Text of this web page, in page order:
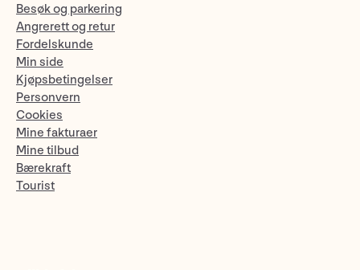
Besøk og parkering
Angrerett og retur
Fordelskunde
Min side
Kjøpsbetingelser
Personvern
Cookies
Mine fakturaer
Mine tilbud
Bærekraft
Tourist